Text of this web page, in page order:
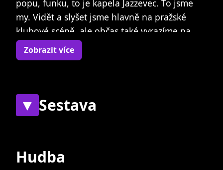
popu, funku, to je kapela Jazzevec. To jsme
my. Vidět a slyšet jsme hlavně na pražské
klubové scéně, ale občas také vyrazíme na
výlet. Členů máme sedm. V květnu roku 2015
jsme vydali svoje první CDčko Go Away a nyní
Historie Jazzevce sahá až do roku 2012, kdy
jsme začali jako malá nenápadná bigbítová
přeci jen poněkud nepřehlédnutelní.
Zobrazit více
▼ Sestava
Hudba